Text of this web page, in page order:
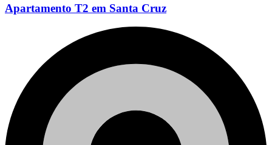
Apartamento T2 em Santa Cruz